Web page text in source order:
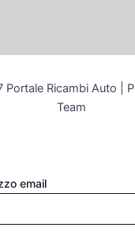
Ricambi Auto |
Team
email